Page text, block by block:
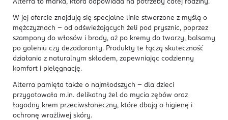
Alterra to marka, która odpowiada na potrzeby całej rodziny.
W jej ofercie znajdują się specjalne linie stworzone z myślą o
mężczyznach – od odświeżających żeli pod prysznic, poprzez
szampony do włosów i brody, aż po kremy do twarzy, balsamy
po goleniu czy dezodoranty. Produkty te łączą skuteczność
działania z naturalnym składem, zapewniając codzienny
komfort i pielęgnację.
Alterra pamięta także o najmłodszych – dla dzieci
przygotowała m.in. delikatny żel do mycia zębów oraz
łagodny krem przeciwsłoneczny, które dbają o higienę i
ochronę wrażliwej skóry.